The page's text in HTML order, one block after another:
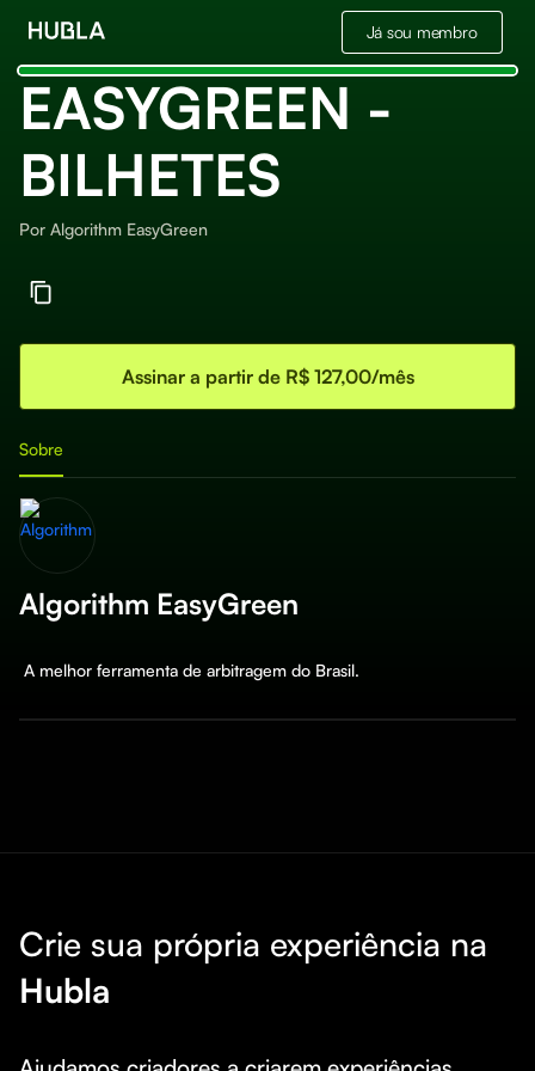
Já sou membro
EASYGREEN -
BILHETES
Por Algorithm EasyGreen
Assinar a partir de R$ 127,00/mês
Sobre
Algorithm EasyGreen
A melhor ferramenta de arbitragem do Brasil.
Crie sua própria experiência na
Hubla